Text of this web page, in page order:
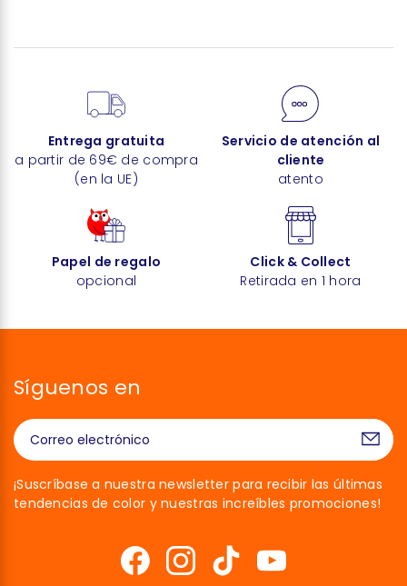
Entrega gratuita
a partir de 69€ de compra
(en la UE)
Servicio de atención al
cliente
atento
Papel de regalo
opcional
Click & Collect
Retirada en 1 hora
Síguenos en
¡Suscríbase a nuestra newsletter para recibir las últimas
tendencias de color y nuestras increíbles promociones!